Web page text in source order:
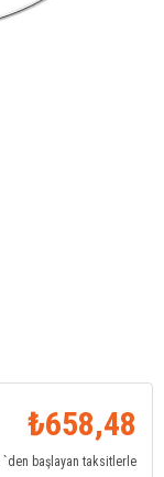
₺658,48
`den başlayan taksitlerle